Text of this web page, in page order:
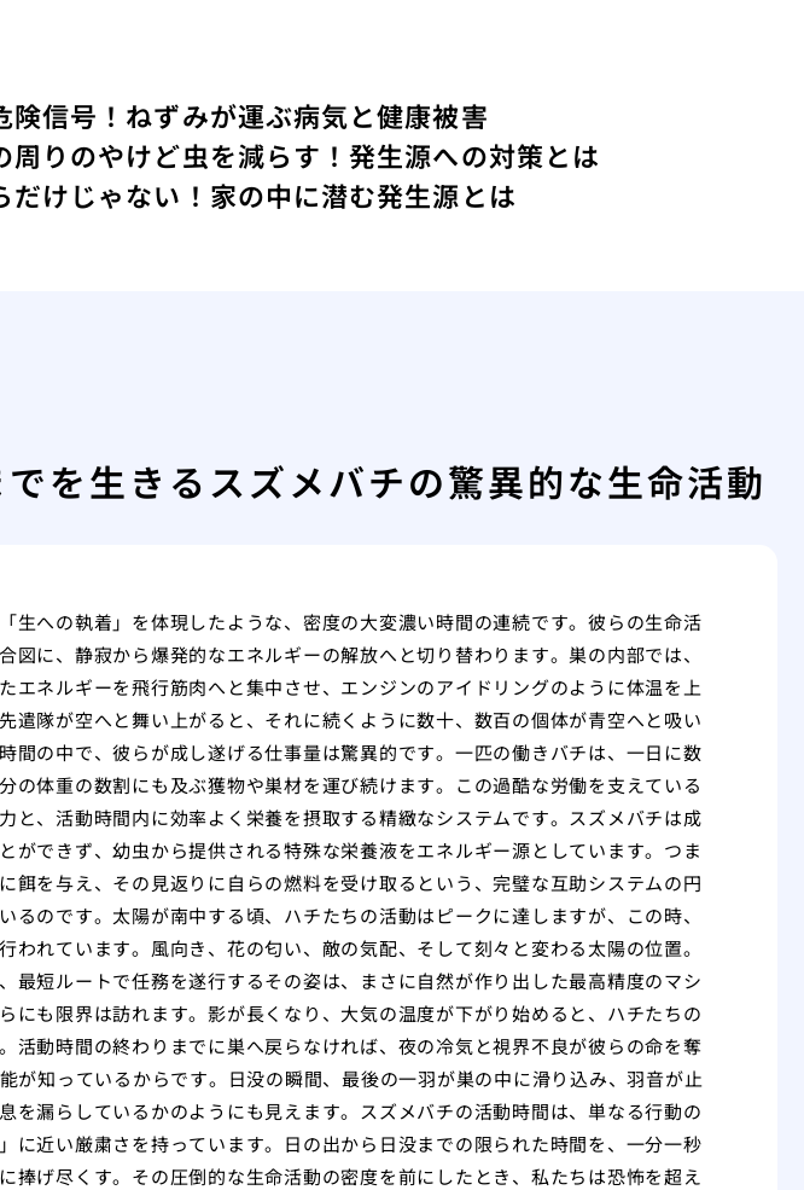
険信号！ねずみが運ぶ病気と健康被害
周りのやけど虫を減らす！発生源への対策とは
だけじゃない！家の中に潜む発生源とは
を生きるスズメバチの驚異的な生命活動
生への執着」を体現したような、密度の大変濃い時間の連続です。彼らの生命活
図に、静寂から爆発的なエネルギーの解放へと切り替わります。巣の内部では、
エネルギーを飛行筋肉へと集中させ、エンジンのアイドリングのように体温を上
遣隊が空へと舞い上がると、それに続くように数十、数百の個体が青空へと吸い
間の中で、彼らが成し遂げる仕事量は驚異的です。一匹の働きバチは、一日に数
の体重の数割にも及ぶ獲物や巣材を運び続けます。この過酷な労働を支えている
と、活動時間内に効率よく栄養を摂取する精緻なシステムです。スズメバチは成
ができず、幼虫から提供される特殊な栄養液をエネルギー源としています。つま
餌を与え、その見返りに自らの燃料を受け取るという、完璧な互助システムの円
るのです。太陽が南中する頃、ハチたちの活動はピークに達しますが、この時、
われています。風向き、花の匂い、敵の気配、そして刻々と変わる太陽の位置。
最短ルートで任務を遂行するその姿は、まさに自然が作り出した最高精度のマシ
にも限界は訪れます。影が長くなり、大気の温度が下がり始めると、ハチたちの
活動時間の終わりまでに巣へ戻らなければ、夜の冷気と視界不良が彼らの命を奪
が知っているからです。日没の瞬間、最後の一羽が巣の中に滑り込み、羽音が止
を漏らしているかのようにも見えます。スズメバチの活動時間は、単なる行動の
に近い厳粛さを持っています。日の出から日没までの限られた時間を、一分一秒
捧げ尽くす。その圧倒的な生命活動の密度を前にしたとき、私たちは恐怖を超え